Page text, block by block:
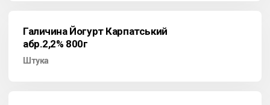
Галичина Йогурт Карпатський
абр.2,2% 800г
Штука